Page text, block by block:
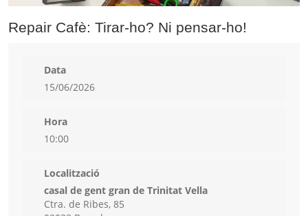
Repair Cafè: Tirar-ho? Ni pensar-ho!
Data
15/06/2026
Hora
10:00
Localització
casal de gent gran de Trinitat Vella
Ctra. de Ribes, 85